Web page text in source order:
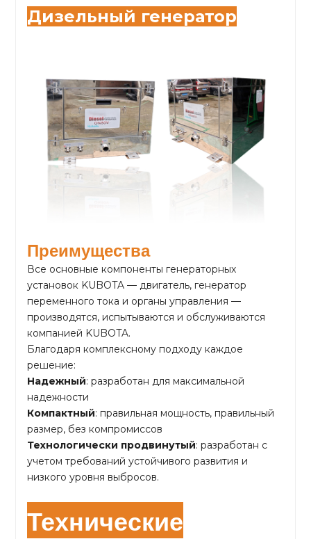
Дизельный генератор
Преимущества
Все основные компоненты генераторных
установок KUBOTA — двигатель, генератор
переменного тока и органы управления —
производятся, испытываются и обслуживаются
компанией KUBOTA.
Благодаря комплексному подходу каждое
решение:
Надежный: разработан для максимальной
надежности
Компактный: правильная мощность, правильный
размер, без компромиссов
Технологически продвинутый: разработан с
учетом требований устойчивого развития и
низкого уровня выбросов.
Технические